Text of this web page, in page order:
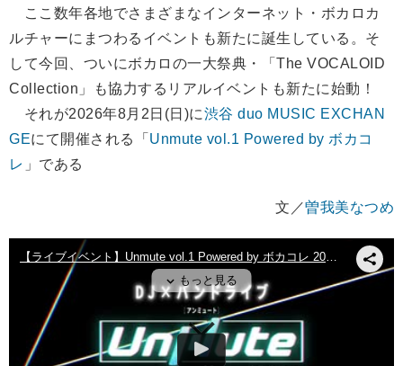
ここ数年各地でさまざまなインターネット・ボカロカ
ルチャーにまつわるイベントも新たに誕生している。そ
して今回、ついにボカロの一大祭典・「The VOCALOID
Collection」も協力するリアルイベントも新たに始動！
それが2026年8月2日(日)に渋谷 duo MUSIC EXCHAN
GEにて開催される「 Unmute vol.1 Powered by ボカコ
レ 」である
文／曽我美なつめ